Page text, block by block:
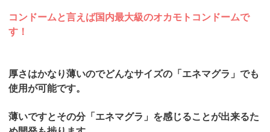
コンドームと言えば国内最大級のオカモトコンドームで
す！
厚さはかなり薄いのでどんなサイズの「エネマグラ」でも
使用が可能です。
薄いですとその分「エネマグラ」を感じることが出来るた